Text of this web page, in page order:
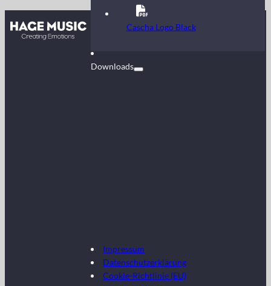
Kontakt
Downloads
Cascha Logo Black
Impressum
Datenschutzerklärung
Cookie-Richtlinie (EU)